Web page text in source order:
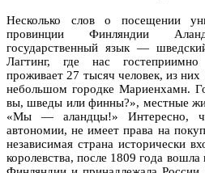
Несколько слов о посещении
провинции Финляндии
государственный язык —
Лагтинг, где нас
проживает 27 тысяч человек, из
небольшом городке Мариенхамн.
вы, шведы или финны?», местные
«Мы — аландцы!» Интересно,
автономии, не имеет права на
независимая страна исторически
королевства, после 1809 года вошла